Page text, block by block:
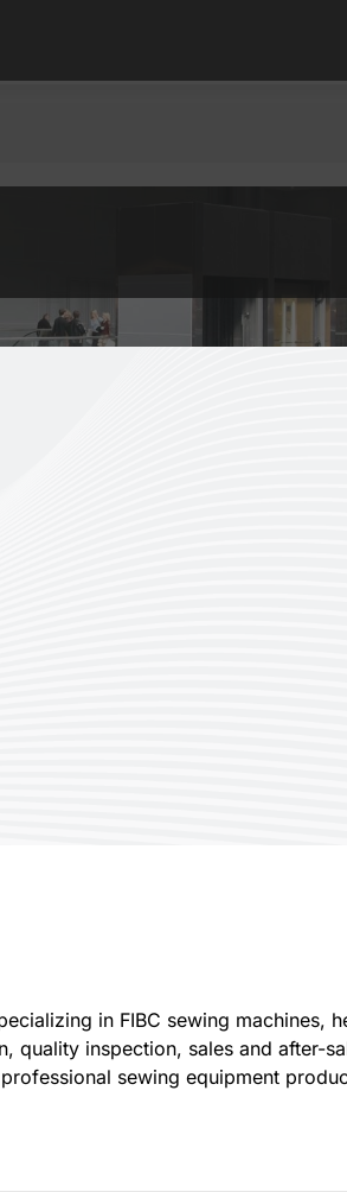
in FIBC sewing machines,
inspection, sales and after-
sewing equipment